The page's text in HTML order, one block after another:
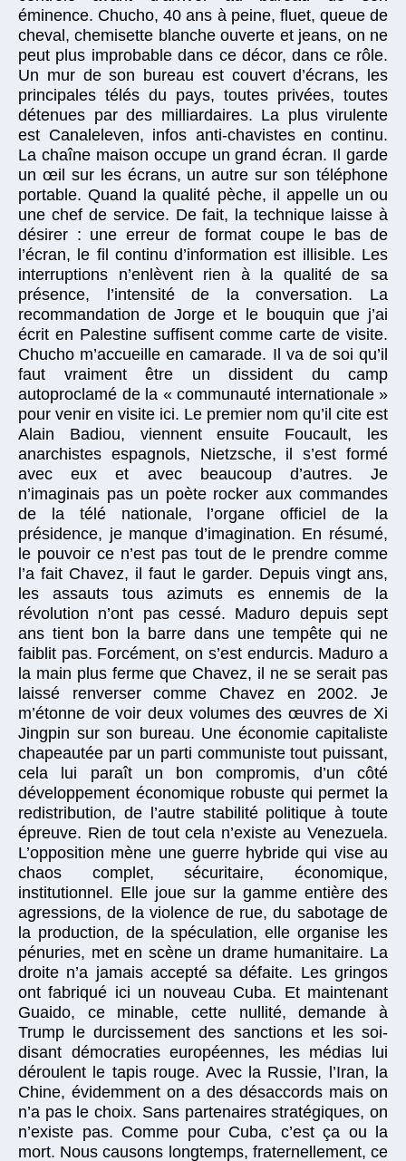
éminence. Chucho, 40 ans à peine, fluet, queue de
cheval, chemisette blanche ouverte et jeans, on ne
peut plus improbable dans ce décor, dans ce rôle.
Un mur de son bureau est couvert d’écrans, les
principales télés du pays, toutes privées, toutes
détenues par des milliardaires. La plus virulente
est Canaleleven, infos anti-chavistes en continu.
La chaîne maison occupe un grand écran. Il garde
un œil sur les écrans, un autre sur son téléphone
portable. Quand la qualité pèche, il appelle un ou
une chef de service. De fait, la technique laisse à
désirer : une erreur de format coupe le bas de
l’écran, le fil continu d’information est illisible. Les
interruptions n’enlèvent rien à la qualité de sa
présence, l’intensité de la conversation. La
recommandation de Jorge et le bouquin que j’ai
écrit en Palestine suffisent comme carte de visite.
Chucho m’accueille en camarade. Il va de soi qu’il
faut vraiment être un dissident du camp
autoproclamé de la « communauté internationale »
pour venir en visite ici. Le premier nom qu’il cite est
Alain Badiou, viennent ensuite Foucault, les
anarchistes espagnols, Nietzsche, il s’est formé
avec eux et avec beaucoup d’autres. Je
n’imaginais pas un poète rocker aux commandes
de la télé nationale, l’organe officiel de la
présidence, je manque d’imagination. En résumé,
le pouvoir ce n’est pas tout de le prendre comme
l’a fait Chavez, il faut le garder. Depuis vingt ans,
les assauts tous azimuts es ennemis de la
révolution n’ont pas cessé. Maduro depuis sept
ans tient bon la barre dans une tempête qui ne
faiblit pas. Forcément, on s’est endurcis. Maduro a
la main plus ferme que Chavez, il ne se serait pas
laissé renverser comme Chavez en 2002. Je
m’étonne de voir deux volumes des œuvres de Xi
Jingpin sur son bureau. Une économie capitaliste
chapeautée par un parti communiste tout puissant,
cela lui paraît un bon compromis, d’un côté
développement économique robuste qui permet la
redistribution, de l’autre stabilité politique à toute
épreuve. Rien de tout cela n’existe au Venezuela.
L’opposition mène une guerre hybride qui vise au
chaos complet, sécuritaire, économique,
institutionnel. Elle joue sur la gamme entière des
agressions, de la violence de rue, du sabotage de
la production, de la spéculation, elle organise les
pénuries, met en scène un drame humanitaire. La
droite n’a jamais accepté sa défaite. Les gringos
ont fabriqué ici un nouveau Cuba. Et maintenant
Guaido, ce minable, cette nullité, demande à
Trump le durcissement des sanctions et les soi-
disant démocraties européennes, les médias lui
déroulent le tapis rouge. Avec la Russie, l’Iran, la
Chine, évidemment on a des désaccords mais on
n’a pas le choix. Sans partenaires stratégiques, on
n’existe pas. Comme pour Cuba, c’est ça ou la
mort. Nous causons longtemps, fraternellement, ce